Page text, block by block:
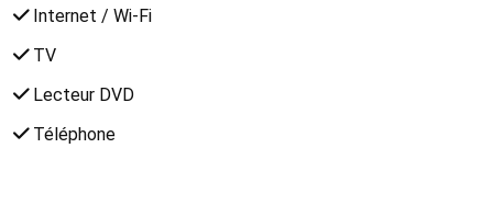
Internet / Wi-Fi
TV
Lecteur DVD
Téléphone